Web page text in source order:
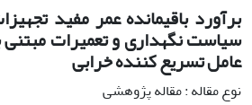
برآورد باقیمانده عمر مفید
سیاست نگهداری و تعمیرات مبتنی
عامل تسریع کننده خرابی
نوع مقاله : مقاله پژوهشی